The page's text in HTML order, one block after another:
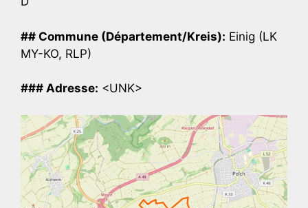
## Commune (Département/Kreis): Einig (LK
MY-KO, RLP)
### Adresse: <UNK>